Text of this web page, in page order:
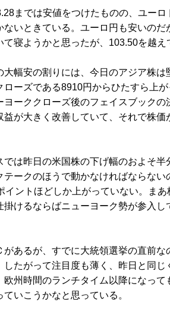
までは安値をつけたものの、ユーロ
ないときている。ユーロ円も安いの
て寝ようかと思ったが、103.50を越え
幅安の割りには、今日のアジア株は
ローズである8910円からひたすら上
ヨーククローズ後のフェイスブック
益が大きく改善していて、それで株価
は昨日の米国株の下げ幅のおよそ半
テークのほうで動かなければならな
イントほどしか上がっていない。ま
掛けるならばニューヨーク勢が参入
あるが、すでに大統領選挙の直前な
したがって注目度も薄く、昨日と同
欧州時間のランチタイム以降になっ
いこうかなと思っている。